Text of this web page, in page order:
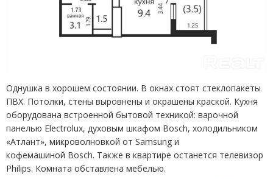
Однушка в хорошем состоянии. В окнах стоят стеклопакеты
ПВХ. Потолки, стены выровнены и окрашены краской. Кухня
оборудована встроенной бытовой техникой: варочной
панелью Electrolux, духовым шкафом Bosch, холодильником
«Атлант», микроволновкой от Samsung и
кофемашиной Bosch. Также в квартире останется телевизор
Philips. Комната обставлена мебелью.